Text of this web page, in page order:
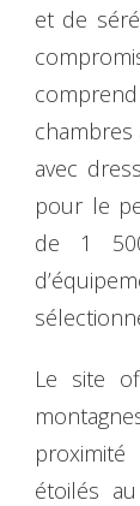
et de
chambres
avec
pour le
de 1
Le site
étoilés